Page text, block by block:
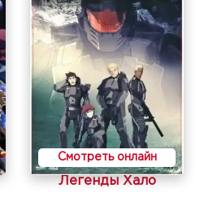
Смотреть онлайн
Легенды Хало